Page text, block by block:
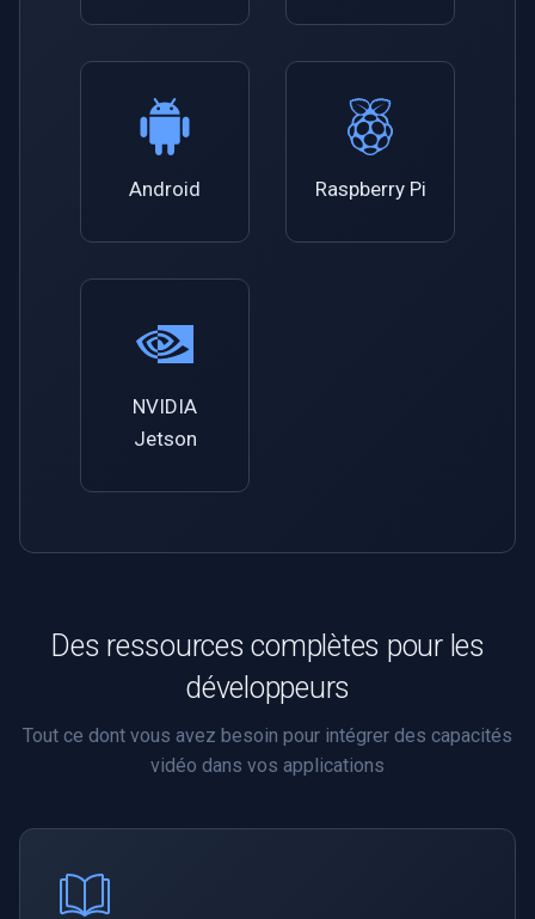
Wyze
Android Raspberry Pi
NVIDIA
Jetson
Des ressources complètes pour les
développeurs
Tout ce dont vous avez besoin pour intégrer des capacités
vidéo dans vos applications